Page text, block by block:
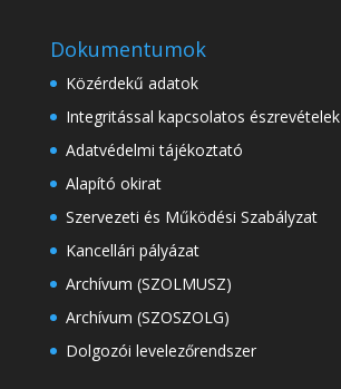
Dokumentumok
Közérdekű adatok
Integritással kapcsolatos észrevételek
Adatvédelmi tájékoztató
Alapító okirat
Szervezeti és Működési Szabályzat
Kancellári pályázat
Archívum (SZOLMUSZ)
Archívum (SZOSZOLG)
Dolgozói levelezőrendszer